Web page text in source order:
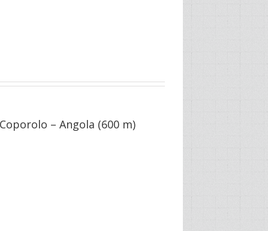
– Angola (600 m)